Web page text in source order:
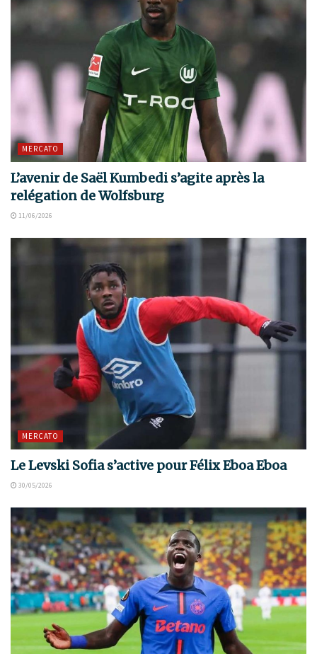
MERCATO
L’avenir de Saël Kumbedi s’agite après la
relégation de Wolfsburg
11/06/2026
MERCATO
Le Levski Sofia s’active pour Félix Eboa Eboa
30/05/2026